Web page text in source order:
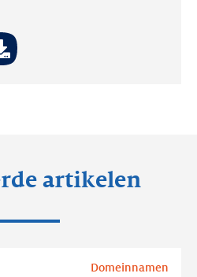
artikelen
Domeinnamen